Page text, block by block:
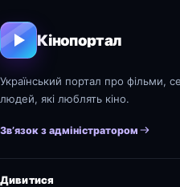
Кінопортал
Український портал про фільми,
людей, які люблять кіно.
Зв’язок з адміністратором
Дивитися